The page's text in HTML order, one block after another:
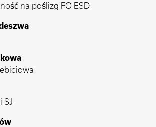
na poślizg FO ESD
SJ